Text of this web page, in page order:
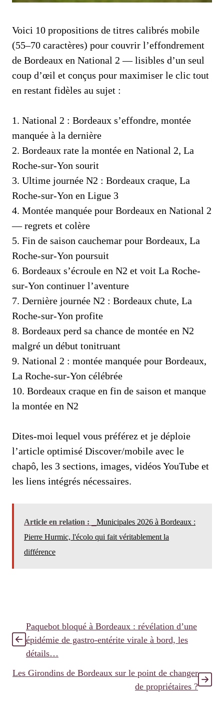
Voici 10 propositions de titres calibrés mobile
(55–70 caractères) pour couvrir l’effondrement
de Bordeaux en National 2 — lisibles d’un seul
coup d’œil et conçus pour maximiser le clic tout
en restant fidèles au sujet :
1. National 2 : Bordeaux s’effondre, montée
manquée à la dernière
2. Bordeaux rate la montée en National 2, La
Roche-sur-Yon sourit
3. Ultime journée N2 : Bordeaux craque, La
Roche-sur-Yon en Ligue 3
4. Montée manquée pour Bordeaux en National 2
— regrets et colère
5. Fin de saison cauchemar pour Bordeaux, La
Roche-sur-Yon poursuit
6. Bordeaux s’écroule en N2 et voit La Roche-
sur-Yon continuer l’aventure
7. Dernière journée N2 : Bordeaux chute, La
Roche-sur-Yon profite
8. Bordeaux perd sa chance de montée en N2
malgré un début tonitruant
9. National 2 : montée manquée pour Bordeaux,
La Roche-sur-Yon célébrée
10. Bordeaux craque en fin de saison et manque
la montée en N2
Dites-moi lequel vous préférez et je déploie
l’article optimisé Discover/mobile avec le
chapô, les 3 sections, images, vidéos YouTube et
les liens intégrés nécessaires.
Article en relation :
Municipales 2026 à Bordeaux :
Pierre Hurmic, l'écolo qui fait véritablement la
différence
Paquebot bloqué à Bordeaux : révélation d’une
épidémie de gastro-entérite virale à bord, les
détails…
Les Girondins de Bordeaux sur le point de changer
de propriétaires ?